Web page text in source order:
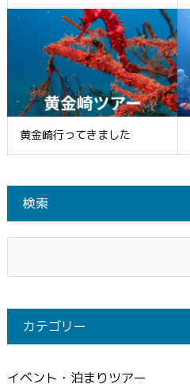
黄金崎行ってきました
検索
カテゴリー
イベント・泊まりツアー